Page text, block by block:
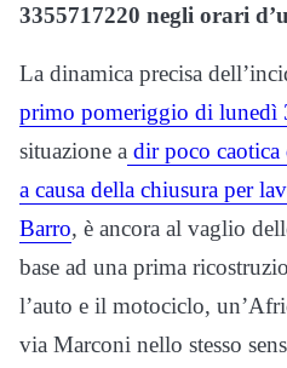
3355717220 negli orari
La dinamica precisa
primo pomeriggio di
situazione a dir poco caotica
a causa della chiusura per
Barro, è ancora al vaglio
base ad una prima
l’auto e il motociclo,
via Marconi nello stesso